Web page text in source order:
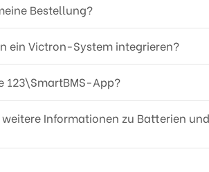
Bestellung?
ein Victron-System integrieren?
123\SmartBMS-App?
Informationen zu Batterien